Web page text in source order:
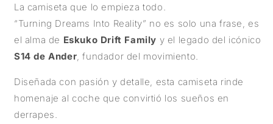
Drift
Family
Drift
Family
La camiseta que lo empieza todo.
“Turning Dreams Into Reality” no es solo una frase, es
el alma de Eskuko Drift Family y el legado del icónico
S14 de Ander , fundador del movimiento.
Diseñada con pasión y detalle, esta camiseta rinde
homenaje al coche que convirtió los sueños en
derrapes.